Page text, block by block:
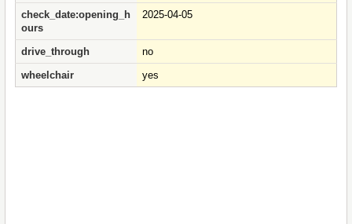
check_date:opening_h
ours
2025-04-05
drive_through
no
wheelchair
yes